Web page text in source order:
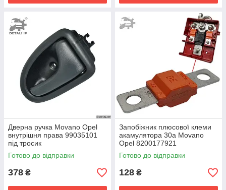
Дверна ручка Movano Opel
внутрішня права 99035101
під тросик
Готово до відправки
378 ₴
Запобіжник плюсової клеми
акамулятора 30a Movano
Opel 8200177921
8200177920 8200381281
Готово до відправки
128 ₴